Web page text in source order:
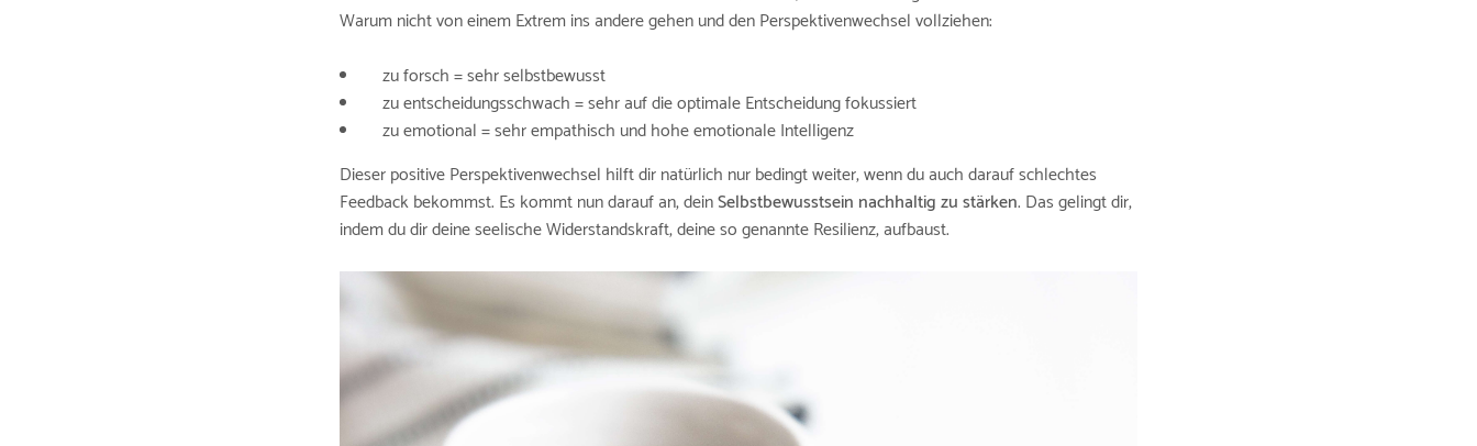
Warum nicht von einem Extrem ins andere gehen und den Perspektivenwechsel vollziehen:
zu forsch = sehr selbstbewusst
zu entscheidungsschwach = sehr auf die optimale Entscheidung fokussiert
zu emotional = sehr empathisch und hohe emotionale Intelligenz
Dieser positive Perspektivenwechsel hilft dir natürlich nur bedingt weiter, wenn du auch darauf schlechtes
Feedback bekommst. Es kommt nun darauf an, deinSelbstbewusstsein nachhaltig zu stärken. Das gelingt dir,
indem du dir deine seelische Widerstandskraft, deine so genannte Resilienz, aufbaust.